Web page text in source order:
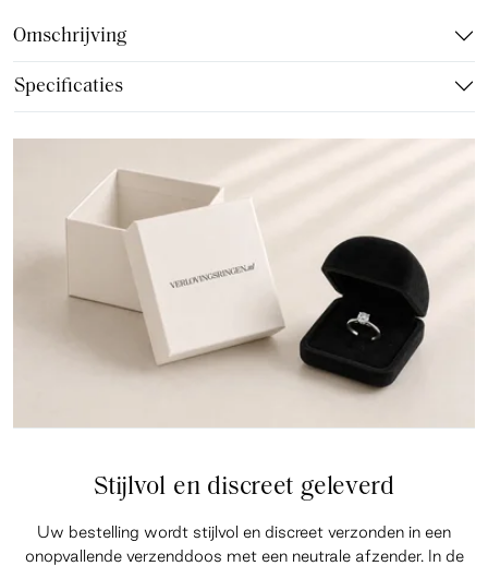
Omschrijving
Specificaties
Stijlvol en discreet geleverd
Uw bestelling wordt stijlvol en discreet verzonden in een
onopvallende verzenddoos met een neutrale afzender. In de